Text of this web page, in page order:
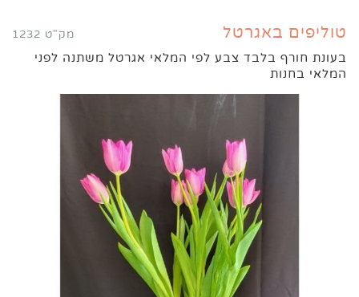
טוליפים באגרטל מק"ט 1232
בעונת חורף בלבד צבע לפי המלאי אגרטל משתנה לפני
המלאי בחנות